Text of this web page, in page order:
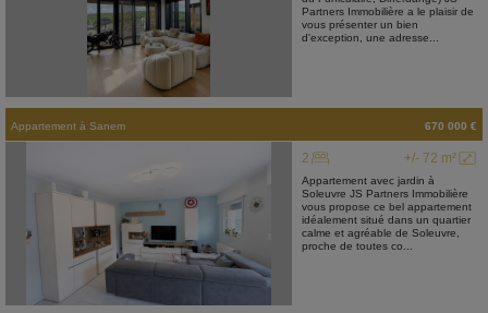
Partners Immobilière a le plaisir de
vous présenter un bien
d'exception, une adresse...
Appartement à Sanem 670 000 €
+/- 72 m²
2
Appartement avec jardin à
Soleuvre JS Partners Immobilière
vous propose ce bel appartement
idéalement situé dans un quartier
calme et agréable de Soleuvre,
proche de toutes co...